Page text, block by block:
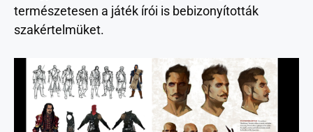
természetesen a játék írói is bebizonyították
szakértelmüket.